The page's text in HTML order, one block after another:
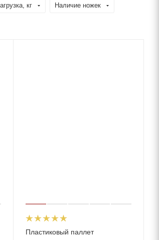
кг Наличие ножек
Пластиковый паллет